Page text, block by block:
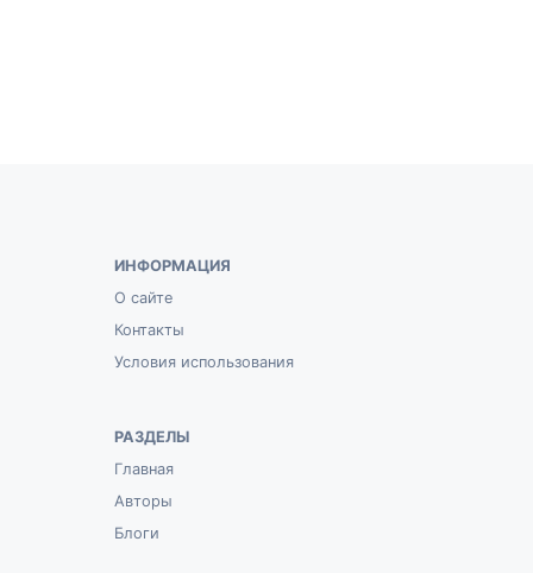
ИНФОРМАЦИЯ
О сайте
Контакты
Условия использования
РАЗДЕЛЫ
Главная
Авторы
Блоги